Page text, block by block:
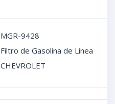
MGR-9428
Filtro de Gasolina de Linea
CHEVROLET